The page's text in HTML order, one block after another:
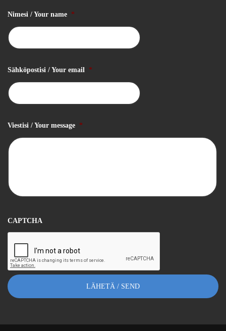
Nimesi / Your name *
Sähköpostisi / Your email *
Viestisi / Your message *
CAPTCHA